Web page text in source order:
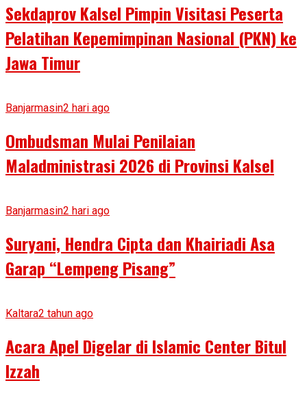
Sekdaprov Kalsel Pimpin Visitasi Peserta
Pelatihan Kepemimpinan Nasional (PKN) ke
Jawa Timur
Banjarmasin2 hari ago
Ombudsman Mulai Penilaian
Maladministrasi 2026 di Provinsi Kalsel
Banjarmasin2 hari ago
Suryani, Hendra Cipta dan Khairiadi Asa
Garap “Lempeng Pisang”
Kaltara2 tahun ago
Acara Apel Digelar di Islamic Center Bitul
Izzah